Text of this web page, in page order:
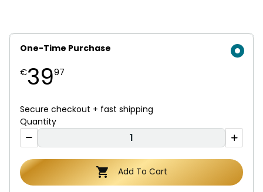
One-Time Purchase
€3997
Secure checkout + fast shipping
Quantity
 Add To Cart